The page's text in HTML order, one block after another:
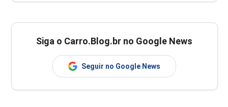
Siga o Carro.Blog.br no Google News
Seguir no Google News